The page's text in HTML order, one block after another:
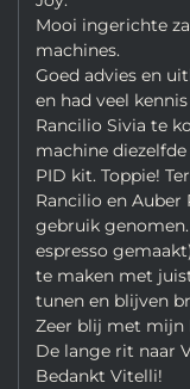
Mooi ingerichte
machines.
Goed advies en
en had veel
Rancilio Sivia te
machine
PID kit. Toppie!
Rancilio en
gebruik
espresso
te maken met
tunen en blijven
Zeer blij met mijn
De lange rit naar
Bedankt Vitelli!